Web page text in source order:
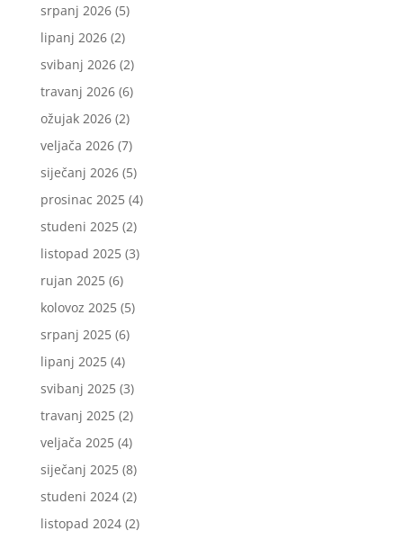
srpanj 2026(5)
lipanj 2026(2)
svibanj 2026(2)
travanj 2026(6)
ožujak 2026(2)
veljača 2026(7)
siječanj 2026(5)
prosinac 2025(4)
studeni 2025(2)
listopad 2025(3)
rujan 2025(6)
kolovoz 2025(5)
srpanj 2025(6)
lipanj 2025(4)
svibanj 2025(3)
travanj 2025(2)
veljača 2025(4)
siječanj 2025(8)
studeni 2024(2)
listopad 2024(2)